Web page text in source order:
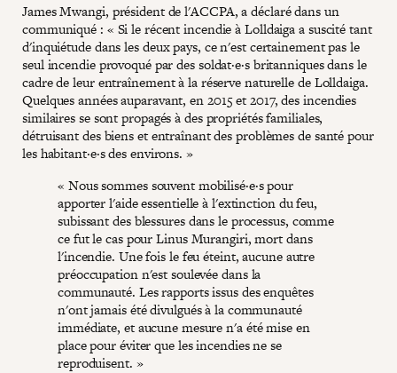
James Mwangi, président de l'ACCPA, a déclaré dans un
communiqué : « Si le récent incendie à Lolldaiga a suscité tant
d'inquiétude dans les deux pays, ce n'est certainement pas le
seul incendie provoqué par des soldat·e·s britanniques dans le
cadre de leur entraînement à la réserve naturelle de Lolldaiga.
Quelques années auparavant, en 2015 et 2017, des incendies
similaires se sont propagés à des propriétés familiales,
détruisant des biens et entraînant des problèmes de santé pour
les habitant·e·s des environs. »
« Nous sommes souvent mobilisé·e·s pour
apporter l'aide essentielle à l'extinction du feu,
subissant des blessures dans le processus, comme
ce fut le cas pour Linus Murangiri, mort dans
l'incendie. Une fois le feu éteint, aucune autre
préoccupation n'est soulevée dans la
communauté. Les rapports issus des enquêtes
n'ont jamais été divulgués à la communauté
immédiate, et aucune mesure n'a été mise en
place pour éviter que les incendies ne se
reproduisent. »